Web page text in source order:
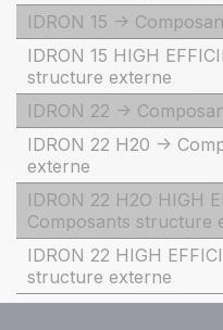
IDRON 15 ->
IDRON 15 HIGH
structure externe
IDRON 22 ->
IDRON 22 H20 ->
externe
IDRON 22 H2O HIGH
Composants structure
IDRON 22 HIGH
structure externe